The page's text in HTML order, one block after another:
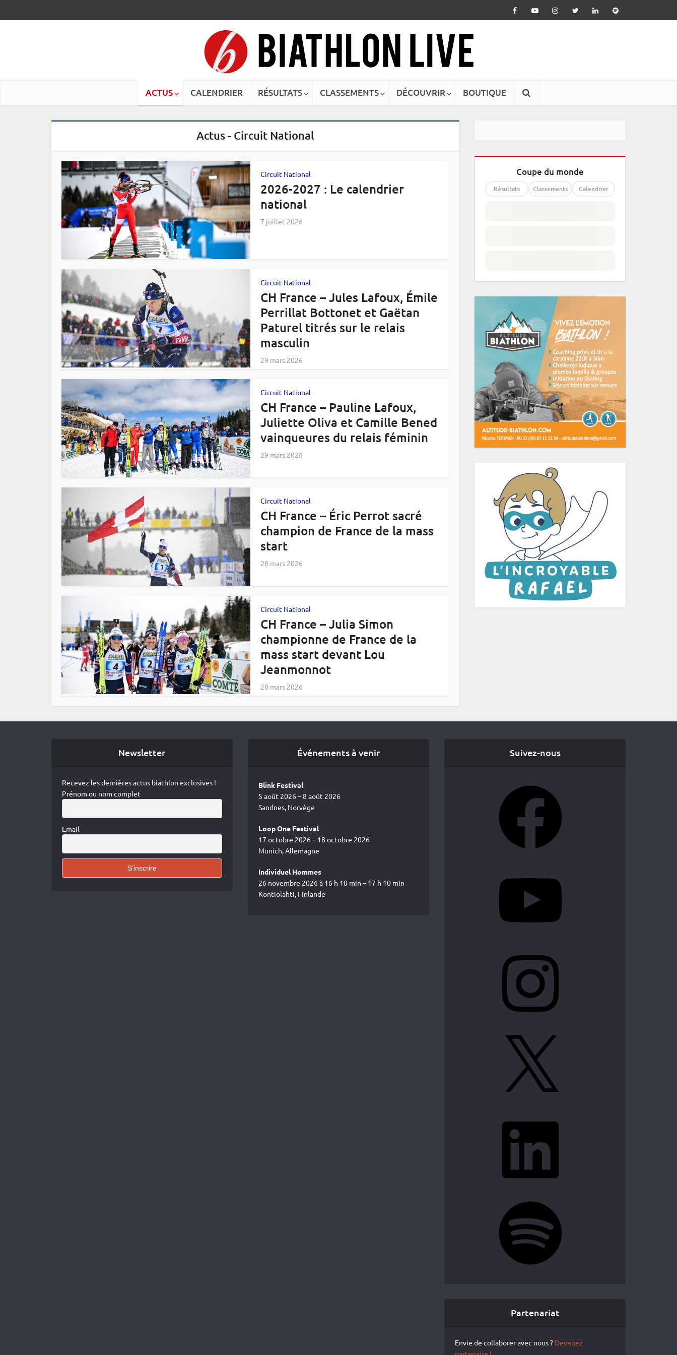
ACTUS CALENDRIER RÉSULTATS CLASSEMENTS DÉCOUVRIR BOUTIQUE
Actus - Circuit National
Circuit National
2026-2027 : Le calendrier
national
7 juillet 2026
Circuit National
CH France – Jules Lafoux, Émile
Perrillat Bottonet et Gaëtan
Paturel titrés sur le relais
masculin
29 mars 2026
Circuit National
CH France – Pauline Lafoux,
Juliette Oliva et Camille Bened
vainqueures du relais féminin
29 mars 2026
Circuit National
CH France – Éric Perrot sacré
champion de France de la mass
start
28 mars 2026
Circuit National
CH France – Julia Simon
championne de France de la
mass start devant Lou
Jeanmonnot
28 mars 2026
Coupe du monde
Résultats Classements Calendrier
Newsletter
Recevez les dernières actus biathlon exclusives !
Prénom ou nom complet
Email
Événements à venir
Blink Festival
5 août 2026 – 8 août 2026
Sandnes, Norvège
Loop One Festival
17 octobre 2026 – 18 octobre 2026
Munich, Allemagne
Individuel Hommes
26 novembre 2026 à 16 h 10 min – 17 h 10 min
Kontiolahti, Finlande
Suivez-nous
Partenariat
Envie de collaborer avec nous ? Devenez